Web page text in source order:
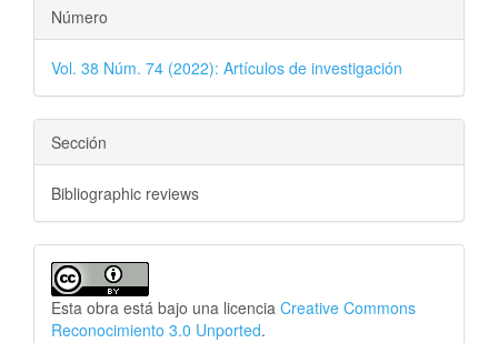
Número
Vol. 38 Núm. 74 (2022): Artículos de investigación
Sección
Bibliographic reviews
Esta obra está bajo una licencia Creative Commons
Reconocimiento 3.0 Unported.